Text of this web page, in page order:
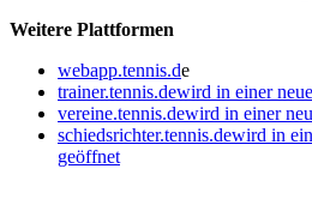
Weitere Plattformen
webapp.tennis.de
trainer.tennis.dewird in einer
vereine.tennis.dewird in einer
schiedsrichter.tennis.dewird in
geöffnet